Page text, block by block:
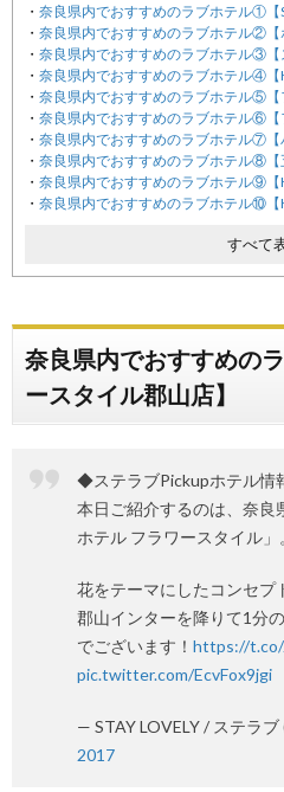
奈良県内でおすすめのラブホテル①【
奈良県内でおすすめのラブホテル②【
奈良県内でおすすめのラブホテル③【
奈良県内でおすすめのラブホテル④【
奈良県内でおすすめのラブホテル⑤【
奈良県内でおすすめのラブホテル⑥【
奈良県内でおすすめのラブホテル⑦【
奈良県内でおすすめのラブホテル⑧【
奈良県内でおすすめのラブホテル⑨【
奈良県内でおすすめのラブホテル⑩【
すべて
奈良県内でおすすめの
ースタイル郡山店】
◆ステラブPickupホテル
本日ご紹介するのは、奈良
ホテル フラワースタイル」
花をテーマにしたコンセプ
郡山インターを降りて1分
でございます！ https://t.co/
pic.twitter.com/EcvFox9jgi
— STAY LOVELY / ステラブ
2017